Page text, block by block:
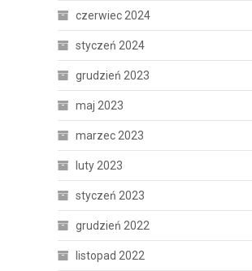
czerwiec 2024
styczeń 2024
grudzień 2023
maj 2023
marzec 2023
luty 2023
styczeń 2023
grudzień 2022
listopad 2022